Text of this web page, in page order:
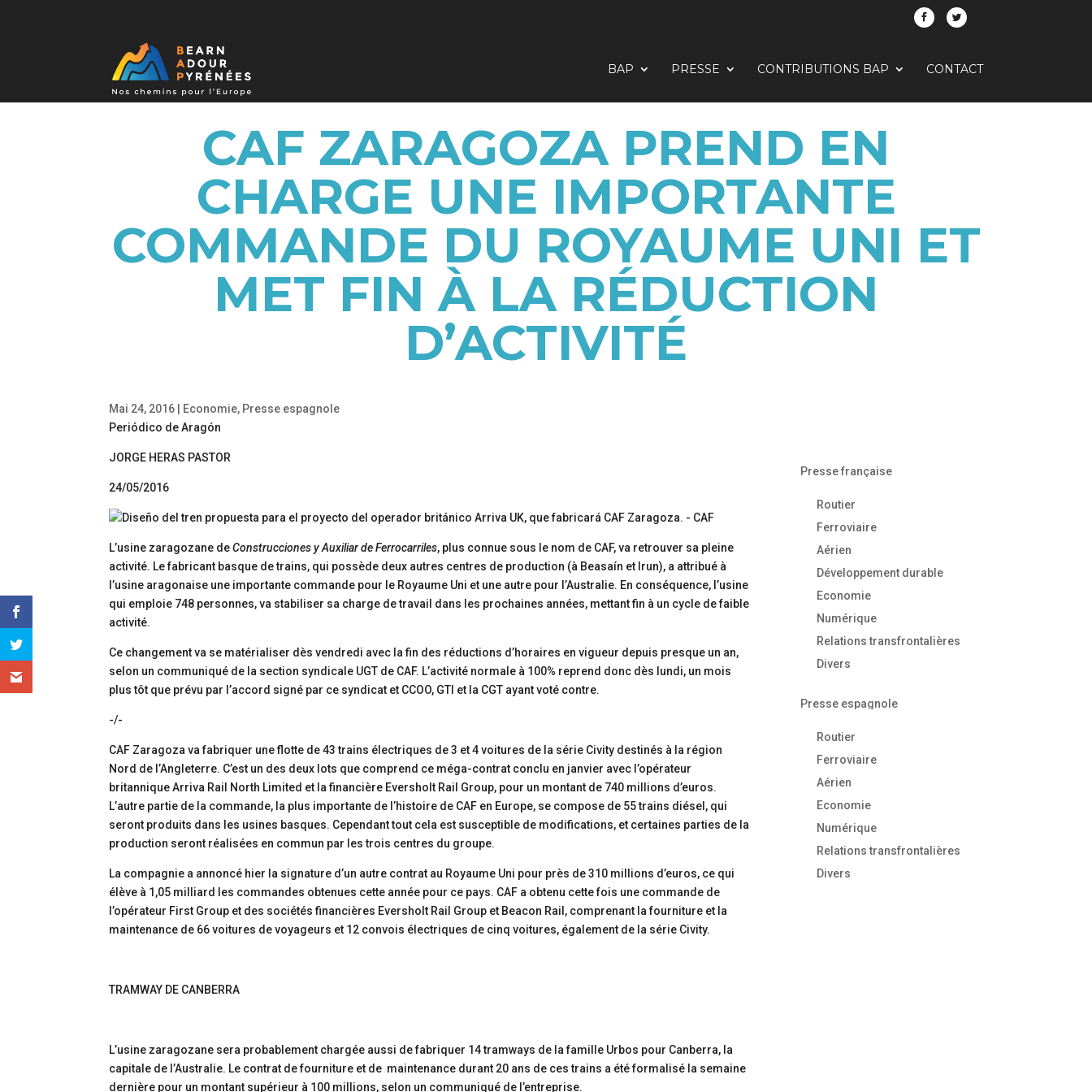
BAP PRESSE CONTRIBUTIONS BAP CONTACT
CAF ZARAGOZA PREND EN
CHARGE UNE IMPORTANTE
COMMANDE DU ROYAUME UNI ET
MET FIN À LA RÉDUCTION
D’ACTIVITÉ
Mai 24, 2016 Economie, Presse espagnole
Periódico de Aragón
JORGE HERAS PASTOR
24/05/2016
L’usine zaragozane deConstrucciones y Auxiliar de Ferrocarriles, plus connue sous le nom de CAF, va retrouver sa pleine
activité. Le fabricant basque de trains, qui possède deux autres centres de production (à Beasaín et Irun), a attribué à
l’usine aragonaise une importante commande pour le Royaume Uni et une autre pour l’Australie. En conséquence, l’usine
qui emploie 748 personnes, va stabiliser sa charge de travail dans les prochaines années, mettant fin à un cycle de faible
activité.
Ce changement va se matérialiser dès vendredi avec la fin des réductions d’horaires en vigueur depuis presque un an,
selon un communiqué de la section syndicale UGT de CAF. L’activité normale à 100% reprend donc dès lundi, un mois
plus tôt que prévu par l’accord signé par ce syndicat et CCOO, GTI et la CGT ayant voté contre.
-/-
CAF Zaragoza va fabriquer une flotte de 43 trains électriques de 3 et 4 voitures de la série Civity destinés à la région
Nord de l’Angleterre. C’est un des deux lots que comprend ce méga-contrat conclu en janvier avec l’opérateur
britannique Arriva Rail North Limited et la financière Eversholt Rail Group, pour un montant de 740 millions d’euros.
L’autre partie de la commande, la plus importante de l’histoire de CAF en Europe, se compose de 55 trains diésel, qui
seront produits dans les usines basques. Cependant tout cela est susceptible de modifications, et certaines parties de la
production seront réalisées en commun par les trois centres du groupe.
La compagnie a annoncé hier la signature d’un autre contrat au Royaume Uni pour près de 310 millions d’euros, ce qui
élève à 1,05 milliard les commandes obtenues cette année pour ce pays. CAF a obtenu cette fois une commande de
l’opérateur First Group et des sociétés financières Eversholt Rail Group et Beacon Rail, comprenant la fourniture et la
maintenance de 66 voitures de voyageurs et 12 convois électriques de cinq voitures, également de la série Civity.
TRAMWAY DE CANBERRA
L’usine zaragozane sera probablement chargée aussi de fabriquer 14 tramways de la famille Urbos pour Canberra, la
capitale de l’Australie. Le contrat de fourniture et de maintenance durant 20 ans de ces trains a été formalisé la semaine
dernière pour un montant supérieur à 100 millions, selon un communiqué de l’entreprise.
Presse française
Routier
Ferroviaire
Aérien
Développement durable
Economie
Numérique
Relations transfrontalières
Divers
Presse espagnole
Routier
Ferroviaire
Aérien
Economie
Numérique
Relations transfrontalières
Divers